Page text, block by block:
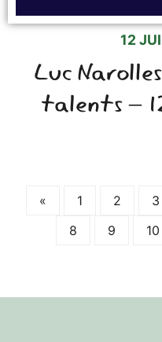
12
Luc
talents –
« 1 2 3
8
9 10